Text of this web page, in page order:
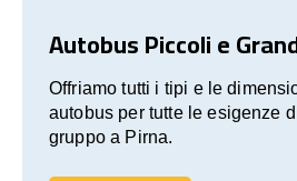
Autobus Piccoli e
Offriamo tutti i tipi e le
autobus per tutte le esigenze
gruppo a Pirna.